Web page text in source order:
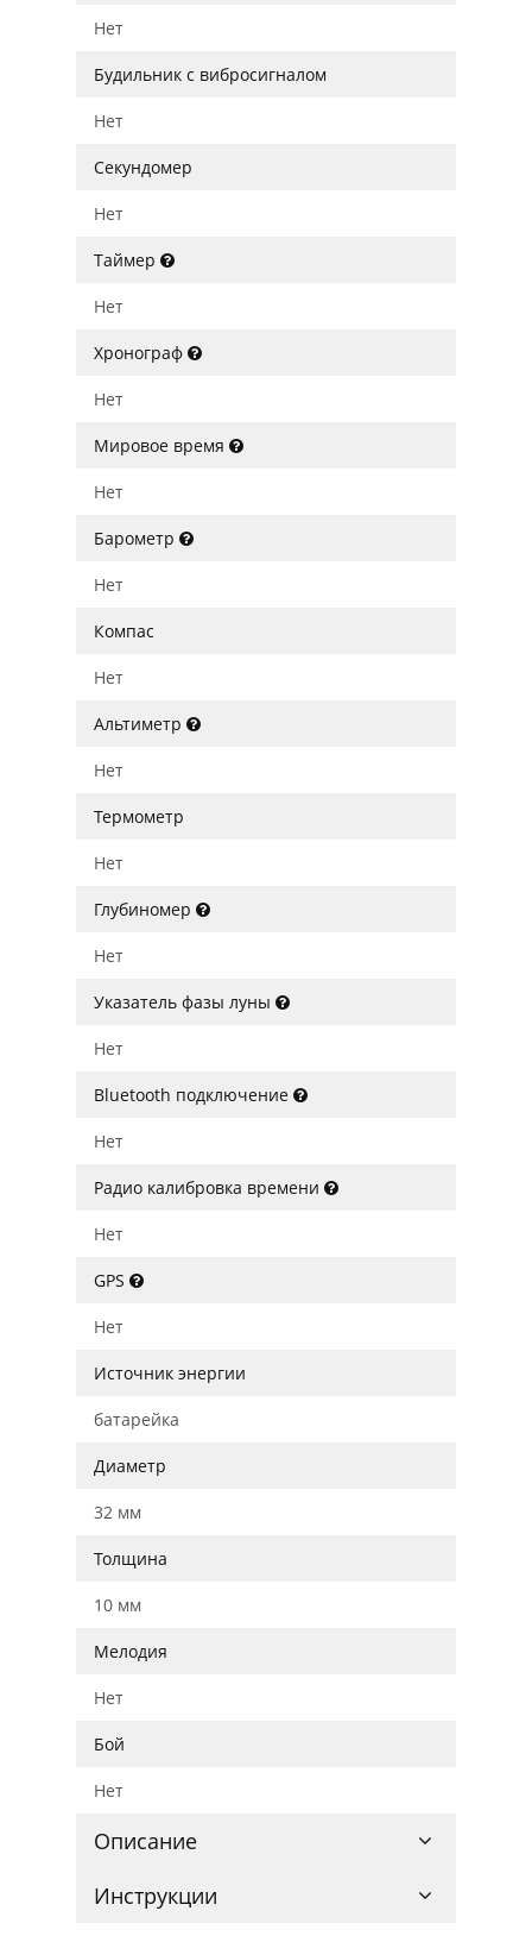
Нет
Будильник с вибросигналом
Нет
Секундомер
Нет
Таймер
Нет
Хронограф
Нет
Мировое время
Нет
Барометр
Нет
Компас
Нет
Альтиметр
Нет
Термометр
Нет
Глубиномер
Нет
Указатель фазы луны
Нет
Bluetooth подключение
Нет
Радио калибровка времени
Нет
GPS
Нет
Источник энергии
батарейка
Диаметр
32 мм
Толщина
10 мм
Мелодия
Нет
Бой
Нет
Описание
Инструкции